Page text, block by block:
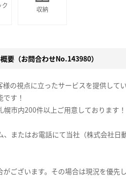
ク
収納
要（お問合わせNo.143980）
の視点に立ったサービスを提供してい
す！
市内200件以上ご用意しております！
またはお電話にて当社（株式会社日
ございます。その場合は現況を優先し